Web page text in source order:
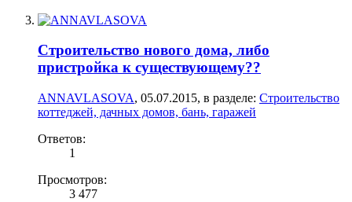
Строительство нового дома, либо
пристройка к существующему??
ANNAVLASOVA, 05.07.2015, в разделе: Строительство
коттеджей, дачных домов, бань, гаражей
Ответов:
1
Просмотров:
3 477